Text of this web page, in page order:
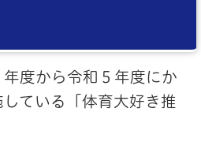
度から令和５年度にか
ている「体育大好き推